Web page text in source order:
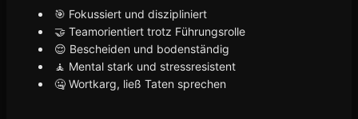
🎯 Fokussiert und diszipliniert
🤝 Teamorientiert trotz Führungsrolle
😌 Bescheiden und bodenständig
🧘 Mental stark und stressresistent
🤐 Wortkarg, ließ Taten sprechen